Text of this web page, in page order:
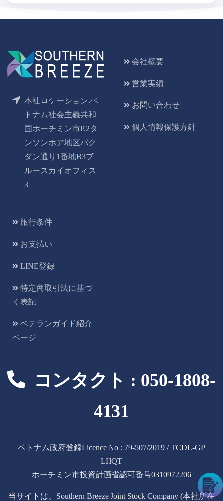
本社ロケーション:ベ
トナム社会主義共和
国ホーチミン市P.2タ
ンソンホア地区バク
ダン通り1番地B3ブ
ルースカイオフィス
3
会社概要
営業実績
お問い合わせ
個人情報保護方針
旅行条件
お支払い
LINE登録
特定商取引法に基づ
く表記
ベテランガイド紹介
ページ
コンタクト : 050-1808-
4131
ベトナム政府登録Licence No : 79-507/2019 / TCDL-GP
LHQT
ホーチミン市投資計画省認可番号0310972206
当サイトは、Southern Breeze Joint Stock Company (本社所在